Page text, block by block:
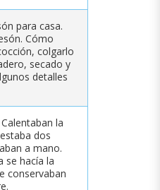
para casa.
Cómo
colgarlo
secado y
detalles
la
dos
a mano.
se hacía la
conservaban